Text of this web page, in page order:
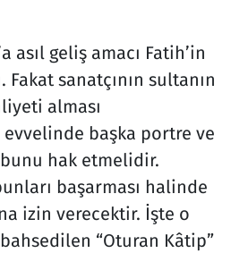
asıl geliş amacı Fatih’in
sanatçının sultanın
alması
evvelinde başka portre ve
hak etmelidir.
başarması halinde
izin verecektir. İşte o
“Oturan Kâtip”